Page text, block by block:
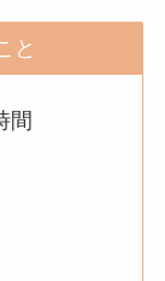
と
間